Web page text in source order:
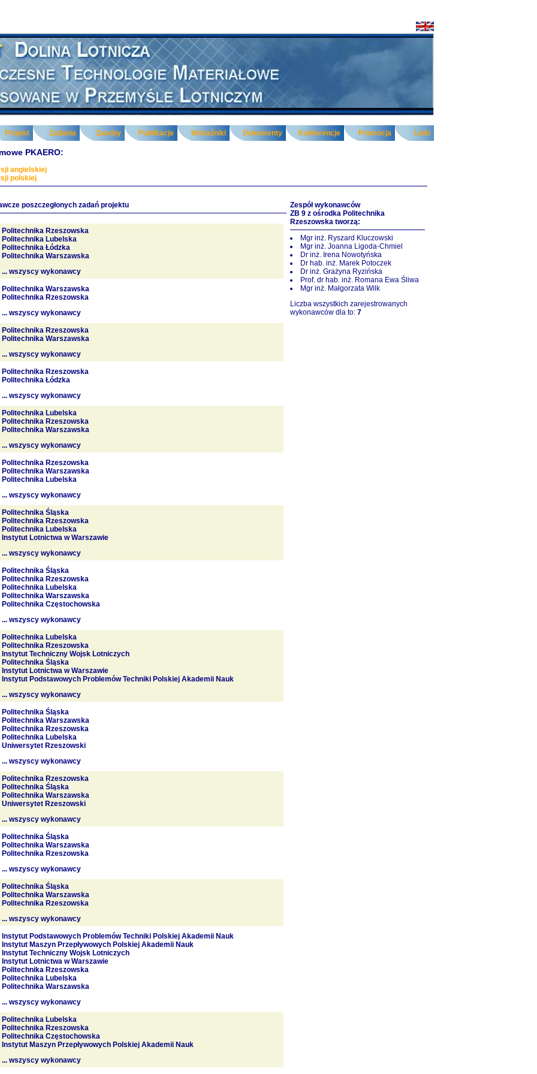
Projekt Zadania Zasoby Publikacje Wskaźniki Dokumenty Konferencje Promocja Linki
PKAERO:
angielskiej
polskiej
poszczegłonych zadań projektu
Politechnika Rzeszowska
Politechnika Lubelska
Politechnika Łódzka
Politechnika Warszawska
... wszyscy wykonawcy
Politechnika Warszawska
Politechnika Rzeszowska
... wszyscy wykonawcy
Politechnika Rzeszowska
Politechnika Warszawska
... wszyscy wykonawcy
Politechnika Rzeszowska
Politechnika Łódzka
... wszyscy wykonawcy
Politechnika Lubelska
Politechnika Rzeszowska
Politechnika Warszawska
... wszyscy wykonawcy
Politechnika Rzeszowska
Politechnika Warszawska
Politechnika Lubelska
... wszyscy wykonawcy
Politechnika Śląska
Politechnika Rzeszowska
Politechnika Lubelska
Instytut Lotnictwa w Warszawie
... wszyscy wykonawcy
Politechnika Śląska
Politechnika Rzeszowska
Politechnika Lubelska
Politechnika Warszawska
Politechnika Częstochowska
... wszyscy wykonawcy
Politechnika Lubelska
Politechnika Rzeszowska
Instytut Techniczny Wojsk Lotniczych
Politechnika Śląska
Instytut Lotnictwa w Warszawie
Instytut Podstawowych Problemów Techniki Polskiej Akademii Nauk
... wszyscy wykonawcy
Politechnika Śląska
Politechnika Warszawska
Politechnika Rzeszowska
Politechnika Lubelska
Uniwersytet Rzeszowski
... wszyscy wykonawcy
Politechnika Rzeszowska
Politechnika Śląska
Politechnika Warszawska
Uniwersytet Rzeszowski
... wszyscy wykonawcy
Politechnika Śląska
Politechnika Warszawska
Politechnika Rzeszowska
... wszyscy wykonawcy
Politechnika Śląska
Politechnika Warszawska
Politechnika Rzeszowska
... wszyscy wykonawcy
Instytut Podstawowych Problemów Techniki Polskiej Akademii Nauk
Instytut Maszyn Przepływowych Polskiej Akademii Nauk
Instytut Techniczny Wojsk Lotniczych
Instytut Lotnictwa w Warszawie
Politechnika Rzeszowska
Politechnika Lubelska
Politechnika Warszawska
... wszyscy wykonawcy
Politechnika Lubelska
Politechnika Rzeszowska
Politechnika Częstochowska
Instytut Maszyn Przepływowych Polskiej Akademii Nauk
... wszyscy wykonawcy
Zespół wykonawców
ZB 9 z ośrodka Politechnika
Rzeszowska tworzą:
Mgr inż. Ryszard Kluczowski
Mgr inż. Joanna Ligoda-Chmiel
Dr inż. Irena Nowotyńska
Dr hab. inż. Marek Potoczek
Dr inż. Grażyna Ryzińska
Prof. dr hab. inż. Romana Ewa Śliwa
Mgr inż. Małgorzata Wilk
Liczba wszystkich zarejestrowanych
wykonawców dla to: 7